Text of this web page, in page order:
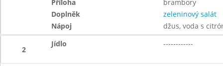
Příloha
brambory
Doplněk
zeleninový salát
Nápoj
džus, voda s
2
Jídlo ------------